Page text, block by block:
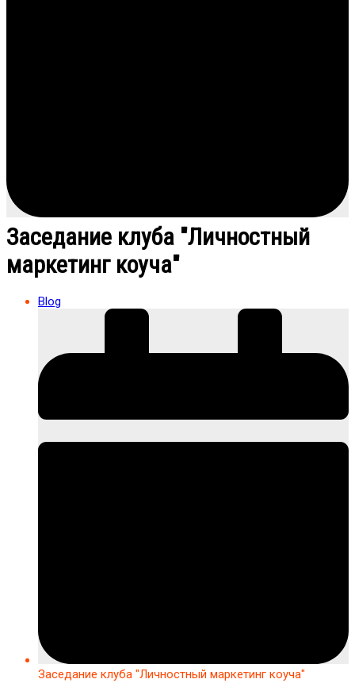
Заседание клуба "Личностный
маркетинг коуча"
Blog
Заседание клуба "Личностный маркетинг коуча"